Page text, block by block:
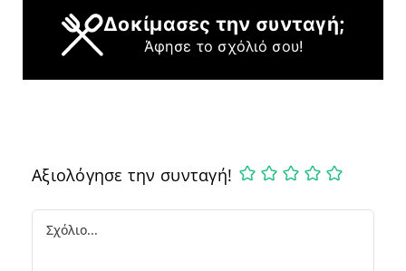
Δοκίμασες την συνταγή;
Άφησε το σχόλιό σου!
Αξιολόγησε την συνταγή!
Comment